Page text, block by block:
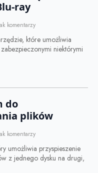
ray
komentarzy
które umożliwia
niektórymi
do
plików
komentarzy
umożliwia przyspieszenie
z jednego dysku na drugi,